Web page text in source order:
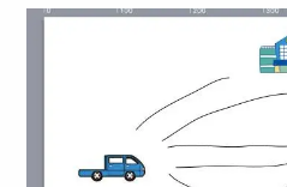
图5：调整